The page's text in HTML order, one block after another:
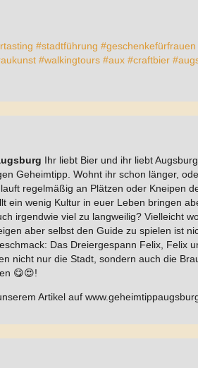
#stadtführung #geschenkefürfrauen
#walkingtours #aux #craftbier
Ihr liebt Bier und ihr liebt
Geheimtipp. Wohnt ihr schon länger,
regelmäßig an Plätzen oder Kneipen
ein wenig Kultur in euer Leben bringen
irgendwie viel zu langweilig? Vielleicht
aber selbst den Guide zu spielen ist
Das Dreiergespann Felix, Felix
nicht nur die Stadt, sondern auch die
😋😍!
Artikel auf